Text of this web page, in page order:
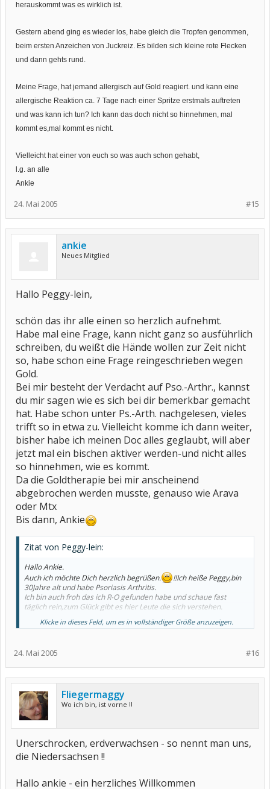
herauskommt was es wirklich ist.
Gestern abend ging es wieder los, habe gleich die Tropfen genommen,
beim ersten Anzeichen von Juckreiz. Es bilden sich kleine rote Flecken
und dann gehts rund.
Meine Frage, hat jemand allergisch auf Gold reagiert. und kann eine
allergische Reaktion ca. 7 Tage nach einer Spritze erstmals auftreten
und was kann ich tun? Ich kann das doch nicht so hinnehmen, mal
kommt es,mal kommt es nicht.
Vielleicht hat einer von euch so was auch schon gehabt,
l.g. an alle
Ankie
#15
24. Mai 2005
ankie
Neues Mitglied
Hallo Peggy-lein,
schön das ihr alle einen so herzlich aufnehmt.
Habe mal eine Frage, kann nicht ganz so ausführlich
schreiben, du weißt die Hände wollen zur Zeit nicht
so, habe schon eine Frage reingeschrieben wegen
Gold.
Bei mir besteht der Verdacht auf Pso.-Arthr., kannst
du mir sagen wie es sich bei dir bemerkbar gemacht
hat. Habe schon unter Ps.-Arth. nachgelesen, vieles
trifft so in etwa zu. Vielleicht komme ich dann weiter,
bisher habe ich meinen Doc alles geglaubt, will aber
jetzt mal ein bischen aktiver werden-und nicht alles
so hinnehmen, wie es kommt.
Da die Goldtherapie bei mir anscheinend
abgebrochen werden musste, genauso wie Arava
oder Mtx
Bis dann, Ankie
Zitat von Peggy-lein:
Hallo Ankie.
Auch ich möchte Dich herzlich begrüßen.
!!Ich heiße Peggy,bin
30Jahre alt und habe Psoriasis Arthritis.
Ich bin auch froh das ich R-O gefunden habe und schaue fast
täglich rein,zum Glück gibt es hier Leute die sich verstehen.
Liebe Grüße von Peggy
Klicke in dieses Feld, um es in vollständiger Größe anzuzeigen.
#16
24. Mai 2005
Fliegermaggy
Wo ich bin, ist vorne !!
Unerschrocken, erdverwachsen - so nennt man uns,
die Niedersachsen !!
Hallo ankie - ein herzliches Willkommen